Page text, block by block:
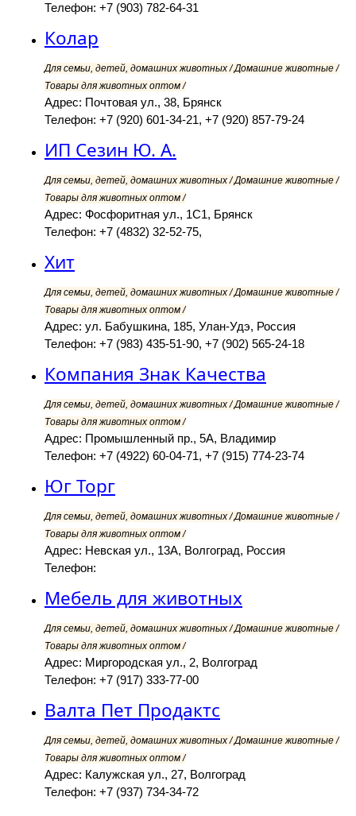
Телефон: +7 (903) 782-64-31
Колар
Для семьи, детей, домашних животных / Домашние животные /
Товары для животных оптом /
Адрес: Почтовая ул., 38, Брянск
Телефон: +7 (920) 601-34-21, +7 (920) 857-79-24
ИП Сезин Ю. А.
Для семьи, детей, домашних животных / Домашние животные /
Товары для животных оптом /
Адрес: Фосфоритная ул., 1С1, Брянск
Телефон: +7 (4832) 32-52-75,
Хит
Для семьи, детей, домашних животных / Домашние животные /
Товары для животных оптом /
Адрес: ул. Бабушкина, 185, Улан-Удэ, Россия
Телефон: +7 (983) 435-51-90, +7 (902) 565-24-18
Компания Знак Качества
Для семьи, детей, домашних животных / Домашние животные /
Товары для животных оптом /
Адрес: Промышленный пр., 5А, Владимир
Телефон: +7 (4922) 60-04-71, +7 (915) 774-23-74
Юг Торг
Для семьи, детей, домашних животных / Домашние животные /
Товары для животных оптом /
Адрес: Невская ул., 13А, Волгоград, Россия
Телефон:
Мебель для животных
Для семьи, детей, домашних животных / Домашние животные /
Товары для животных оптом /
Адрес: Миргородская ул., 2, Волгоград
Телефон: +7 (917) 333-77-00
Валта Пет Продактс
Для семьи, детей, домашних животных / Домашние животные /
Товары для животных оптом /
Адрес: Калужская ул., 27, Волгоград
Телефон: +7 (937) 734-34-72